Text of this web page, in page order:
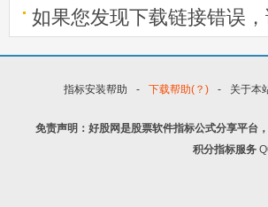
如果您发现下载链接错误
指标安装帮助 - 下载帮助(？) - 关于本
免责声明：好股网是股票软件指标公式分享平台
积分指标服务